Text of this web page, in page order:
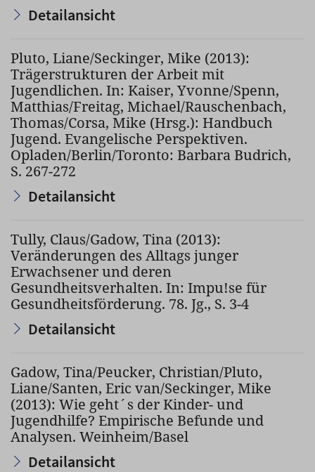
Detailansicht
Pluto, Liane/Seckinger, Mike (2013):
Trägerstrukturen der Arbeit mit
Jugendlichen. In: Kaiser, Yvonne/Spenn,
Matthias/Freitag, Michael/Rauschenbach,
Thomas/Corsa, Mike (Hrsg.): Handbuch
Jugend. Evangelische Perspektiven.
Opladen/Berlin/Toronto: Barbara Budrich,
S. 267-272
Detailansicht
Tully, Claus/Gadow, Tina (2013):
Veränderungen des Alltags junger
Erwachsener und deren
Gesundheitsverhalten. In: Impu!se für
Gesundheitsförderung. 78. Jg., S. 3-4
Detailansicht
Gadow, Tina/Peucker, Christian/Pluto,
Liane/Santen, Eric van/Seckinger, Mike
(2013): Wie geht´s der Kinder- und
Jugendhilfe? Empirische Befunde und
Analysen. Weinheim/Basel
Detailansicht